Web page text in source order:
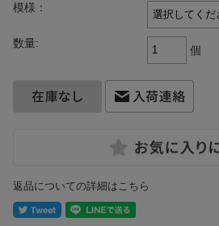
模様：
数量: 個
返品についての詳細はこちら